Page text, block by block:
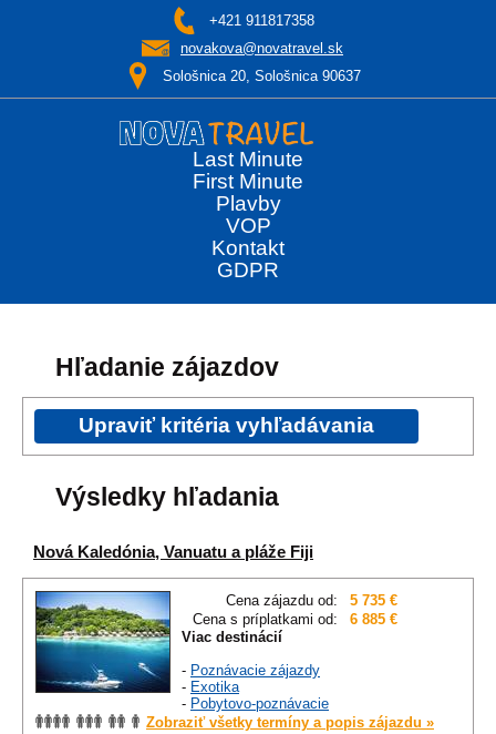
+421 911817358
novakova@novatravel.sk
Sološnica 20, Sološnica 90637
Last Minute
First Minute
Plavby
VOP
Kontakt
GDPR
Hľadanie zájazdov
Výsledky hľadania
Nová Kaledónia, Vanuatu a pláže Fiji
Cena zájazdu od:
5 735 €
Cena s príplatkami od:
6 885 €
Viac destinácií
- Poznávacie zájazdy
- Exotika
- Pobytovo-poznávacie
Zobraziť všetky termíny a popis zájazdu »